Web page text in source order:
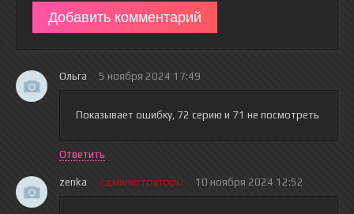
Добавить комментарий
Ольга 5 ноября 2024 17:49
Показывает ошибку, 72 серию и 71 не посмотреть
Ответить
zenka Администраторы 10 ноября 2024 12:52